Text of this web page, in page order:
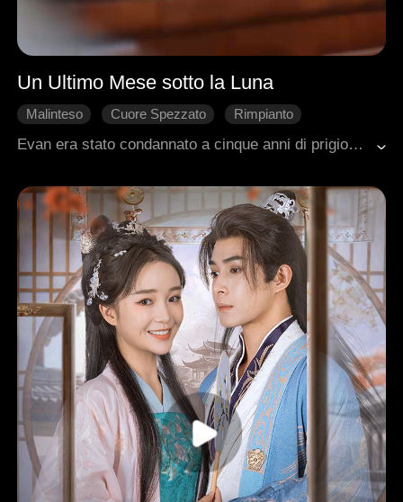
Un Ultimo Mese sotto la Luna
Malinteso Cuore Spezzato
Rimpianto
Evan era stato condannato a cinque anni di prigione per il tragico incidente stradale che aveva causato la morte della madre di Willow. Dopo la sua scarcerazione, gli viene diagnosticato un cancro in fase avanzata: gli resta soltanto un mese di vita. In quel breve tempo incrocia di nuovo il cammino di Willow, impegnata nei preparativi del suo matrimonio. Tra loro riemerge un intreccio complesso di amore e rancore, che il destino riaccende per l'ultima volta.